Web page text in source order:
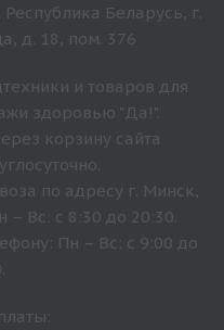
Беларусь, г.
д. 18, пом. 376
и товаров для
здоровью "Да!".
корзину сайта
по адресу г. Минск,
– Вс: с 8:30 до 20:30.
Пн – Вс: с 9:00 до